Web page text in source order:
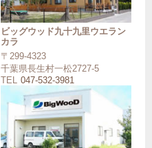
ビッグウッド九十九里ウエラン
カラ
〒299-4323
千葉県長生村一松2727-5
TEL 047-532-3981